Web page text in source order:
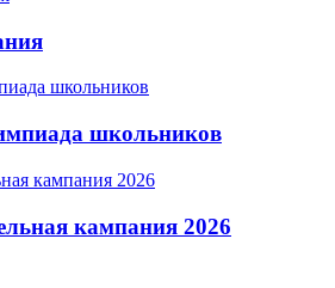
школьников
кампания 2026